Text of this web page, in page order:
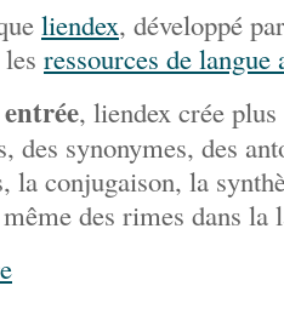
liendex, développé
ressources de langue
, liendex crée
des synonymes, des
la conjugaison, la
des rimes dans la